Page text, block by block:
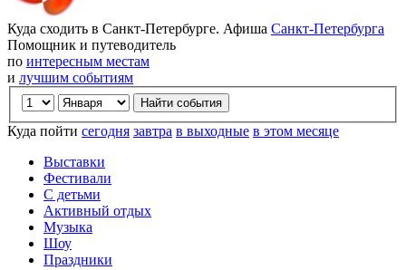
Куда сходить в Санкт-Петербурге. Афиша Санкт-Петербурга
Помощник и путеводитель
по интересным местам
и лучшим событиям
Куда пойти сегодня завтра в выходные в этом месяце
Выставки
Фестивали
С детьми
Активный отдых
Музыка
Шоу
Праздники